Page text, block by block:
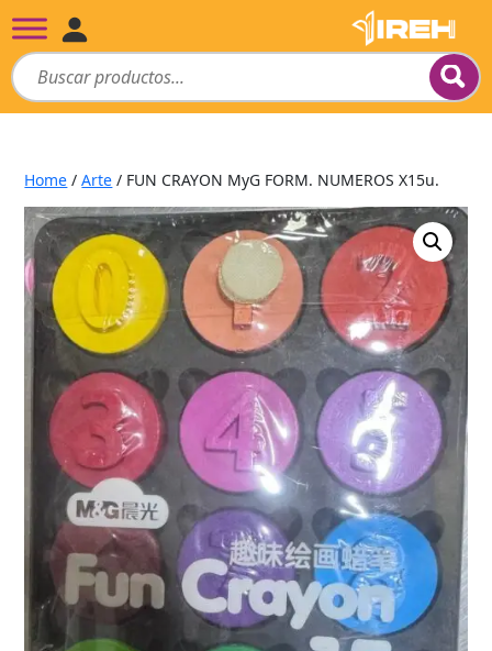
Home /Arte / FUN CRAYON MyG FORM. NUMEROS X15u.